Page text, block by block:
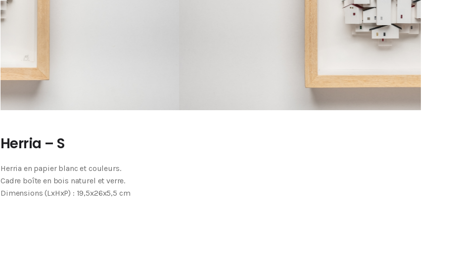
Herria – S
Herria en papier blanc et couleurs.
Cadre boîte en bois naturel et verre.
Dimensions (LxHxP) : 19,5x26x5,5 cm